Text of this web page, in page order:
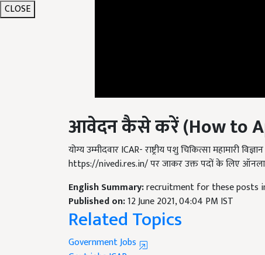
CLOSE
आवेदन कैसे करें (How to
योग्य उम्मीदवार ICAR- राष्ट्रीय पशु चिकित्सा महामारी
https://nivedi.res.in/ पर जाकर उक्त पदों के लिए
English Summary:recruitment for these posts
Published on:12 June 2021, 04:04 PM IST
Related Topics
Government Jobs